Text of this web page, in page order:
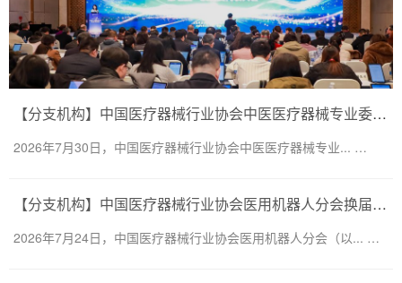
【分支机构】中国医疗器械行业协会中医医疗器械专业委员会换届会议暨第二届一次委员大会圆满召开
2026年7月30日，中国医疗器械行业协会中医医疗器械专业... …
【分支机构】中国医疗器械行业协会医用机器人分会换届会议暨医用机器人创新大会顺利召开
2026年7月24日，中国医疗器械行业协会医用机器人分会（以... …